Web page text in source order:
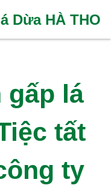
Dừa HÀ THO
gấp lá
tất
ty